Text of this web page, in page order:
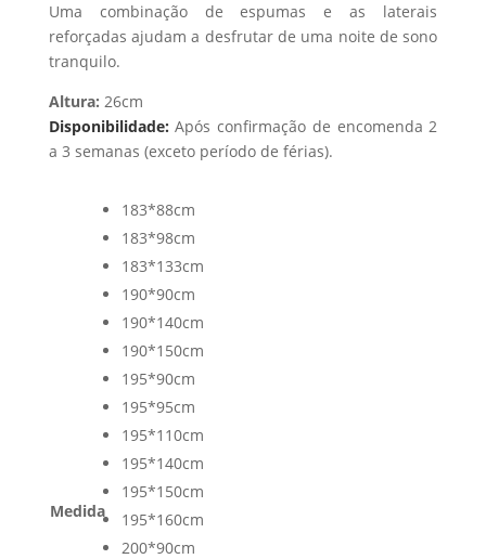
Uma combinação de espumas e as laterais
reforçadas ajudam a desfrutar de uma noite de sono
tranquilo.
Altura: 26cm
Disponibilidade:Após confirmação de encomenda 2
a 3 semanas (exceto período de férias).
Medida
183*88cm
183*98cm
183*133cm
190*90cm
190*140cm
190*150cm
195*90cm
195*95cm
195*110cm
195*140cm
195*150cm
195*160cm
200*90cm